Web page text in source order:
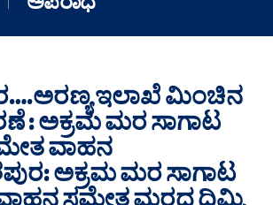
ಇಲಾಖೆ ಮಿಂಚಿನ
: ಅಕ್ರಮ ಮರ ಸಾಗಾಟ
ವಾಹನ
ಅಕ್ರಮ ಮರ ಸಾಗಾಟ